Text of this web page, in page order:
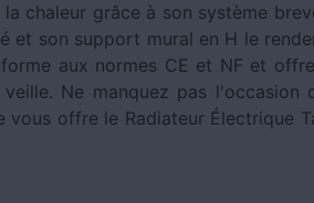
chaleur grâce à son système
et son support mural en H le
aux normes CE et NF et
Ne manquez pas
offre le Radiateur Électrique